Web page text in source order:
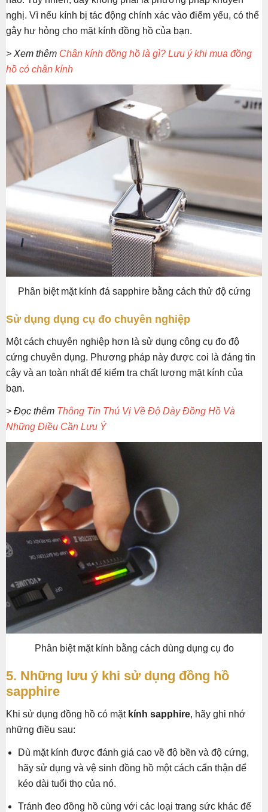
nghị. Vì nếu kính bị tác động chính xác vào điểm yếu, có thể
gây hư hỏng cho mặt kính đồng hồ của bạn.
> Xem thêm Chân kính đồng hồ là gì? Lưu ý khi mua đồng
hồ có chân kính
Phân biệt mặt kính đá sapphire bằng cách thử độ cứng
Sử dụng dụng cụ đo chuyên nghiệp
Một cách chuyên nghiệp hơn là sử dụng công cụ đo độ
cứng chuyên dụng. Phương pháp này được coi là đáng tin
cậy và an toàn nhất để kiểm tra chất lượng mặt kính của
bạn.
> Đọc thêm Thông Tin Thú Vị Về Độ Dày Đồng Hồ Và
Những Điều Cần Lưu Ý
Phân biệt mặt kính bằng cách dùng dụng cụ đo
5. Những lưu ý khi sử dụng đồng hồ
sapphire
Khi sử dụng đồng hồ có mặt kính sapphire, hãy ghi nhớ
những điều sau:
Dù mặt kính được đánh giá cao về độ bền và độ cứng,
hãy sử dụng và vệ sinh đồng hồ một cách cẩn thận để
kéo dài tuổi thọ của nó.
Tránh đeo đồng hồ cùng với các loại trang sức khác để